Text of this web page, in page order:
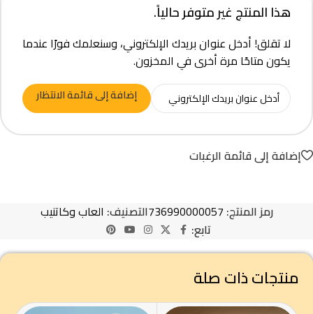
هذا المنتج غير متوفر حالياً.
لا تقلق! أدخل عنوان بريدك الإلكتروني، وسنعلمك فورًا عندما
يكون متاحًا مرة أخرى في المخزون.
إضافة إلى قائمة الانتظار
إضافة إلى قائمة الرغبات
رمز المنتج: 736990000057التصنيف: العاب وكاتنيب
تابع:
منتجات ذات صلة